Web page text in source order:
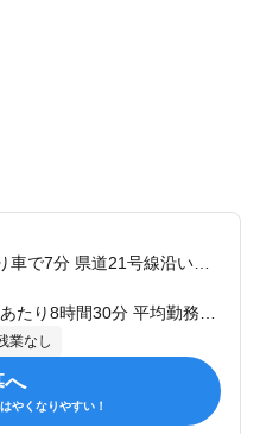
業なし
へ
やくなりやすい！